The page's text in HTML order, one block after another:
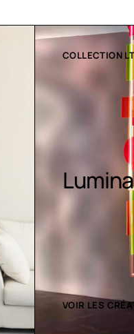
COLLECTION LT
Luminaires
VOIR LES CRÉATIONS